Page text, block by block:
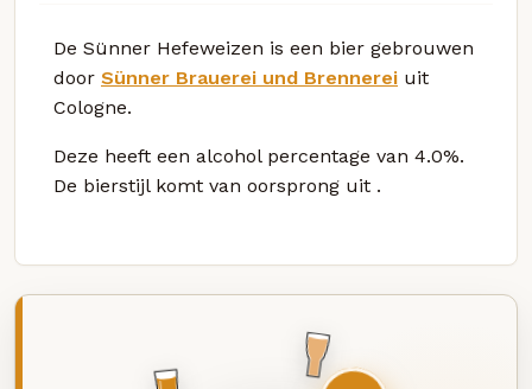
De Sünner Hefeweizen is een bier gebrouwen
door Sünner Brauerei und Brennerei uit
Cologne.
Deze heeft een alcohol percentage van 4.0%.
De bierstijl komt van oorsprong uit .